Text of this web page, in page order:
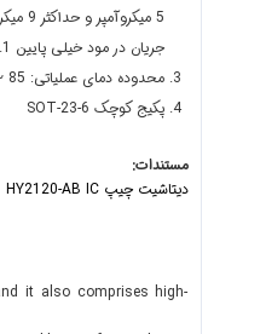
5 میکروآمپر و حداکثر 9 میکرو آمپر
جریان در مود خیلی پایین 0.1 میکروآمپر
محدوده دمای عملیاتی: 85 ~ 40- درجه سانتی گراد
پکیج کوچک SOT-23-6
مستندات:
دیتاشیت چیپ HY2120-AB IC
it also comprises high-